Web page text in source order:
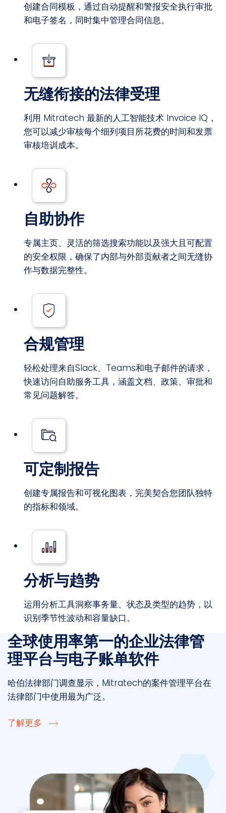
创建合同模板，通过自动提醒和警报安全执行审批
和电子签名，同时集中管理合同信息。
无缝衔接的法律受理
利用 Mitratech 最新的人工智能技术 Invoice IQ，
您可以减少审核每个细列项目所花费的时间和发票
审核培训成本。
自助协作
专属主页、灵活的筛选搜索功能以及强大且可配置
的安全权限，确保了内部与外部贡献者之间无缝协
作与数据完整性。
合规管理
轻松处理来自Slack、Teams和电子邮件的请求，
快速访问自助服务工具，涵盖文档、政策、审批和
常见问题解答。
可定制报告
创建专属报告和可视化图表，完美契合您团队独特
的指标和领域。
分析与趋势
运用分析工具洞察事务量、状态及类型的趋势，以
识别季节性波动和容量缺口。
全球使用率第一的企业法律管
理平台与电子账单软件
哈伯法律部门调查显示，Mitratech的案件管理平台在
法律部门中使用最为广泛。
了解更多